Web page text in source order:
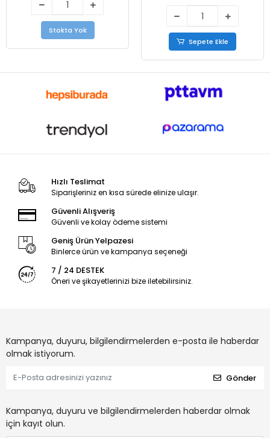
Stokta Yok
Sepete Ekle
Hızlı Teslimat
Siparişleriniz en kısa sürede elinize ulaşır.
Güvenli Alışveriş
Güvenli ve kolay ödeme sistemi
Geniş Ürün Yelpazesi
Binlerce ürün ve kampanya seçeneği
7 / 24 DESTEK
Öneri ve şikayetlerinizi bize iletebilirsiniz.
Kampanya, duyuru, bilgilendirmelerden e-posta ile haberdar
olmak istiyorum.
Gönder
Kampanya, duyuru ve bilgilendirmelerden haberdar olmak
için kayıt olun.